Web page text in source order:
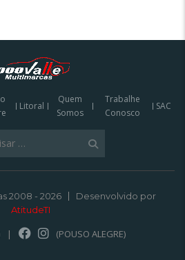
Litoral
Quem
Somos
Trabalhe
Conosco
SAC
2008 - 2026
Desenvolvido por
AtitudeTI
| (POUSO ALEGRE)